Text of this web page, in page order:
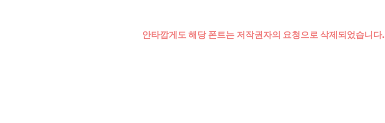
안타깝게도 해당 폰트는 저작권자의 요청으로 삭제되었습니다.